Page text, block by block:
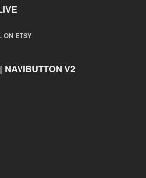
ON ETSY
NAVIBUTTON V2